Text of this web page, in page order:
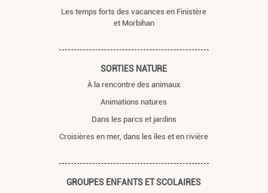
Les temps forts des vacances en Finistère
et Morbihan
SORTIES NATURE
À la rencontre des animaux
Animations natures
Dans les parcs et jardins
Croisières en mer, dans les îles et en rivière
GROUPES ENFANTS ET SCOLAIRES